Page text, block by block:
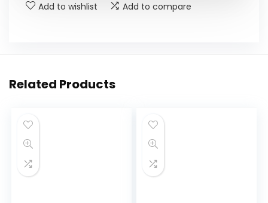
Add to wishlist Add to compare
Related Products